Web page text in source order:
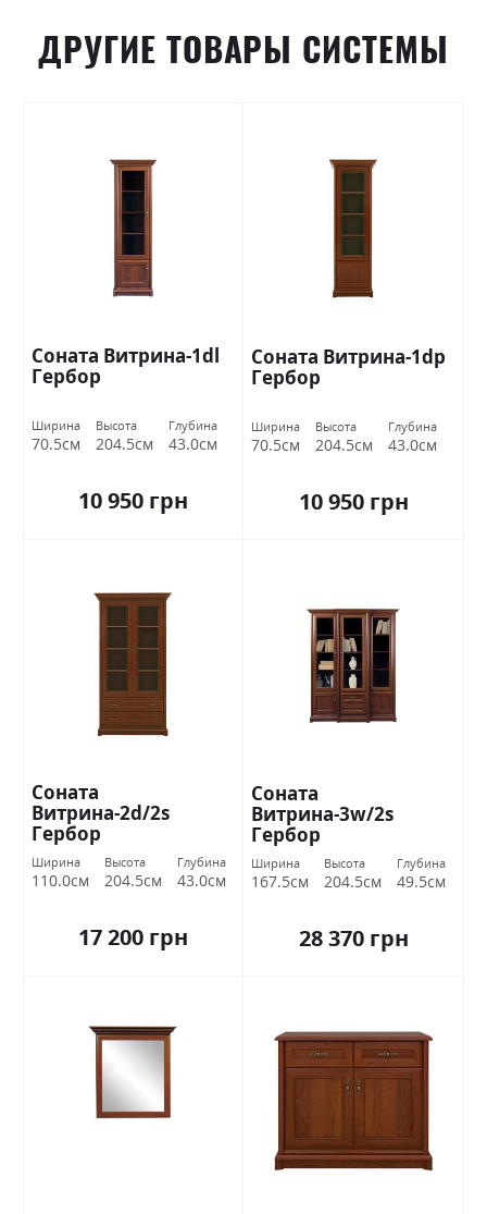
ДРУГИЕ ТОВАРЫ СИСТЕМЫ
Соната Витрина-1dl
Гербор
Ширина
70.5см
Высота
204.5см
Глубина
43.0см
10 950 грн
Соната Витрина-1dp
Гербор
Ширина
70.5см
Высота
204.5см
Глубина
43.0см
10 950 грн
Соната
Витрина-2d/2s
Гербор
Ширина
110.0см
Высота
204.5см
Глубина
43.0см
17 200 грн
Соната
Витрина-3w/2s
Гербор
Ширина
167.5см
Высота
204.5см
Глубина
49.5см
28 370 грн